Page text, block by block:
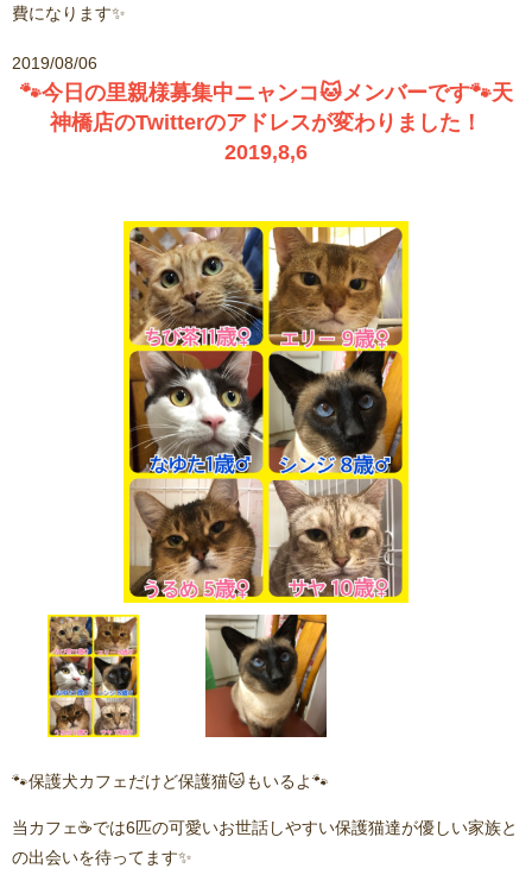
費になります✨
2019/08/06
🐾今日の里親様募集中ニャンコ🐱メンバーです🐾天
神橋店のTwitterのアドレスが変わりました！
2019,8,6
🐾保護犬カフェだけど保護猫🐱もいるよ🐾
当カフェ☕️では6匹の可愛いお世話しやすい保護猫達が優しい家族と
の出会いを待ってます✨